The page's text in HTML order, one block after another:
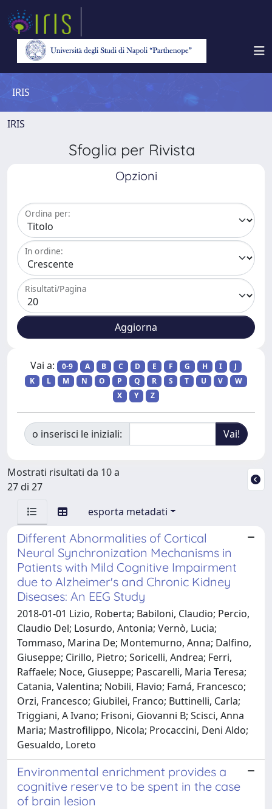
IRIS
IRIS
Sfoglia per Rivista
Opzioni
Ordina per:
In ordine:
Risultati/Pagina
Vai a: 0-9 A B C D E F G H I
J
K
L M N O P Q R S T U V
W
X
Y Z
o inserisci le iniziali:
Mostrati risultati da 10 a
27 di 27
esporta metadati
Different Abnormalities of Cortical
Neural Synchronization Mechanisms in
Patients with Mild Cognitive Impairment
due to Alzheimer's and Chronic Kidney
Diseases: An EEG Study
2018-01-01 Lizio, Roberta; Babiloni, Claudio; Percio,
Claudio Del; Losurdo, Antonia; Vernò, Lucia;
Tommaso, Marina De; Montemurno, Anna; Dalfino,
Giuseppe; Cirillo, Pietro; Soricelli, Andrea; Ferri,
Raffaele; Noce, Giuseppe; Pascarelli, Maria Teresa;
Catania, Valentina; Nobili, Flavio; Famá, Francesco;
Orzi, Francesco; Giubilei, Franco; Buttinelli, Carla;
Triggiani, A Ivano; Frisoni, Giovanni B; Scisci, Anna
Maria; Mastrofilippo, Nicola; Procaccini, Deni Aldo;
Gesualdo, Loreto
Environmental enrichment provides a
cognitive reserve to be spent in the case
of brain lesion